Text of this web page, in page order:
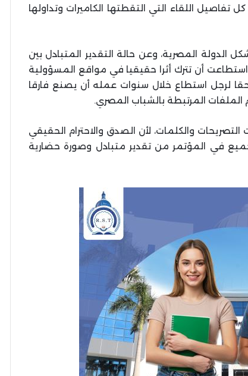
اللقاء التي التقطتها الكاميرات وتداولها
المصرية، وعن حالة التقدير المتبادل بين
أن تترك أثرا حقيقيا في مواقع المسؤولية
لرجل استطاع خلال سنوات عمله أن يصنع فارقا
المرتبطة بالشباب المصري.
والكلمات، لأن الصدق والاحترام الحقيقي
في المؤتمر من تقدير متبادل وصورة حضارية